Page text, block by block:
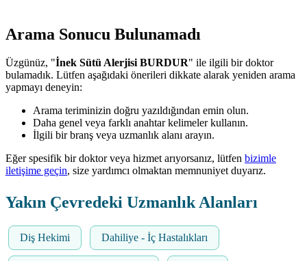
Arama Sonucu Bulunamadı
Üzgünüz, "İnek Sütü Alerjisi BURDUR" ile ilgili bir doktor
bulamadık. Lütfen aşağıdaki önerileri dikkate alarak yeniden arama
yapmayı deneyin:
Arama teriminizin doğru yazıldığından emin olun.
Daha genel veya farklı anahtar kelimeler kullanın.
İlgili bir branş veya uzmanlık alanı arayın.
Eğer spesifik bir doktor veya hizmet arıyorsanız, lütfen bizimle
iletişime geçin, size yardımcı olmaktan memnuniyet duyarız.
Yakın Çevredeki Uzmanlık Alanları
Diş Hekimi Dahiliye - İç Hastalıkları